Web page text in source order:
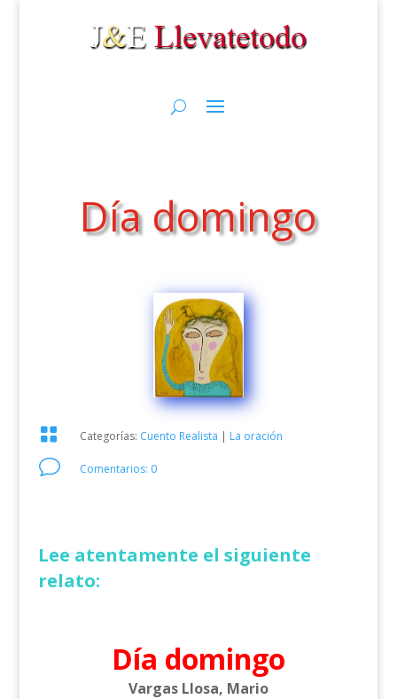
Día domingo
 Categorías: Cuento Realista | La oración
v Comentarios: 0
Lee atentamente el siguiente
relato:
Día domingo
Vargas Llosa, Mario